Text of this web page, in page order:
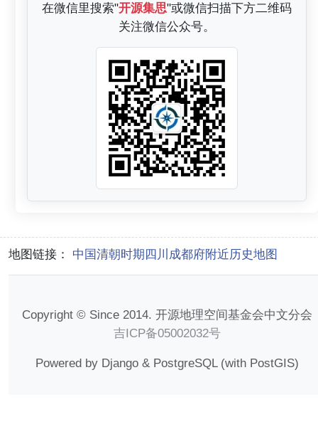
在微信里搜索"开源集思"或微信扫描下方二维码
关注微信公众号。
地图链接： 中国清朝时期四川成都府附近历史地图
Copyright © Since 2014. 开源地理空间基金会中文分会
吉ICP备05002032号
Powered by Django & PostgreSQL (with PostGIS)